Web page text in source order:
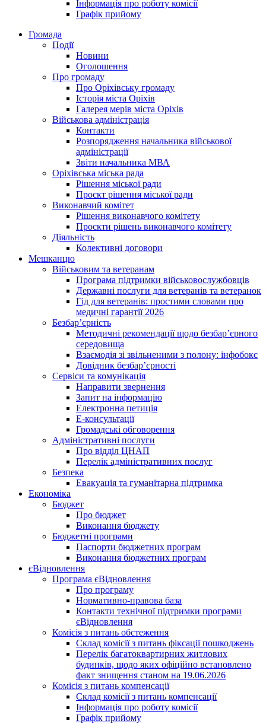
Інформація про роботу комісії
Графік прийому
Громада
Події
Новини
Оголошення
Про громаду
Про Оріхівську громаду
Історія міста Оріхів
Галерея мерів міста Оріхів
Військова адміністрація
Контакти
Розпорядження начальника військової
адміністрації
Звіти начальника МВА
Оріхівська міська рада
Рішення міської ради
Проєкт рішення міської ради
Виконавчий комітет
Рішення виконавчого комітету
Проєкти рішень виконавчого комітету
Діяльність
Колективні договори
Мешканцю
Військовим та ветеранам
Програма підтримки військовослужбовців
Державні послуги для ветеранів та ветеранок
Гід для ветеранів: простими словами про
медичні гарантії 2026
Безбар’єрність
Методичні рекомендації щодо безбар’єрного
середовища
Взаємодія зі звільненими з полону: інфобокс
Довідник безбар’єрності
Сервіси та комунікація
Направити звернення
Запит на інформацію
Електронна петиція
Е-консультації
Громадські обговорення
Адміністративні послуги
Про відділ ЦНАП
Перелік адміністративних послуг
Безпека
Евакуація та гуманітарна підтримка
Економіка
Бюджет
Про бюджет
Виконання бюджету
Бюджетні програми
Паспорти бюджетних програм
Виконання бюджетних програм
єВідновлення
Програма єВідновлення
Про програму
Нормативно-правова база
Контакти технічної підтримки програми
єВідновлення
Комісія з питань обстеження
Склад комісії з питань фіксації пошкоджень
Перелік багатоквартирних житлових
будинків, щодо яких офіційно встановлено
факт знищення станом на 19.06.2026
Комісія з питань компенсації
Склад комісії з питань компенсації
Інформація про роботу комісії
Графік прийому